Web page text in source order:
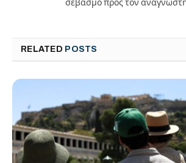
σεβασμό προς τον
RELATED POSTS